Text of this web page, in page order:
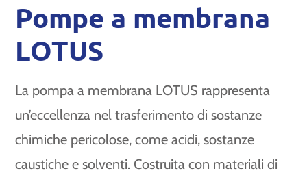
Pompe a membrana
LOTUS
La pompa a membrana LOTUS rappresenta
un’eccellenza nel trasferimento di sostanze
chimiche pericolose, come acidi, sostanze
caustiche e solventi. Costruita con materiali di